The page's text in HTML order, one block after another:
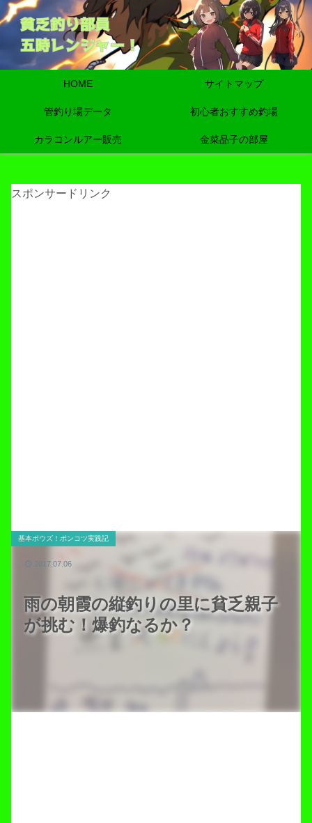
HOME サイトマップ
管釣り場データ 初心者おすすめ釣場
カラコンルアー販売 金菜品子の部屋
スポンサードリンク
雨の朝霞の縦釣りの里に貧乏親子
が挑む！爆釣なるか？
基本ボウズ！ポンコツ実践記
2017.07.06